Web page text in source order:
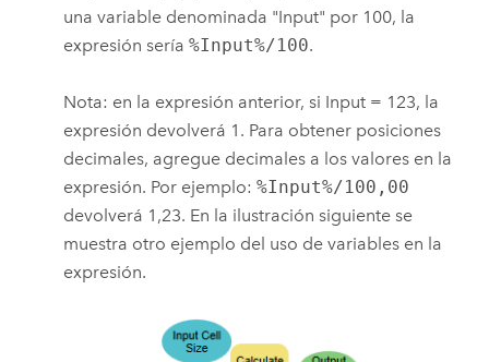
una variable denominada "Input" por 100, la
expresión sería%Input%/100.
Nota: en la expresión anterior, si Input = 123, la
expresión devolverá 1. Para obtener posiciones
decimales, agregue decimales a los valores en la
expresión. Por ejemplo:%Input%/100,00
devolverá 1,23. En la ilustración siguiente se
muestra otro ejemplo del uso de variables en la
expresión.